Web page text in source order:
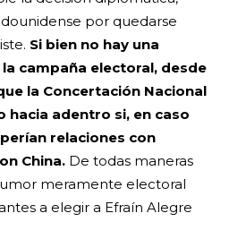
por quedarse
Si bien no hay una
campaña electoral, desde
la Concertación Nacional
hacia adentro si, en caso
relaciones con
China. De todas maneras
meramente electoral
a elegir a Efraín Alegre